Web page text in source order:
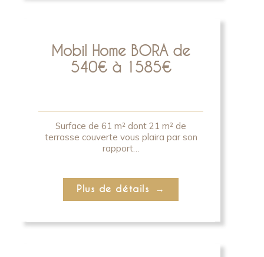
Mobil Home BORA de
540€ à 1585€
Surface de 61 m² dont 21 m² de
terrasse couverte vous plaira par son
rapport…
Plus de détails